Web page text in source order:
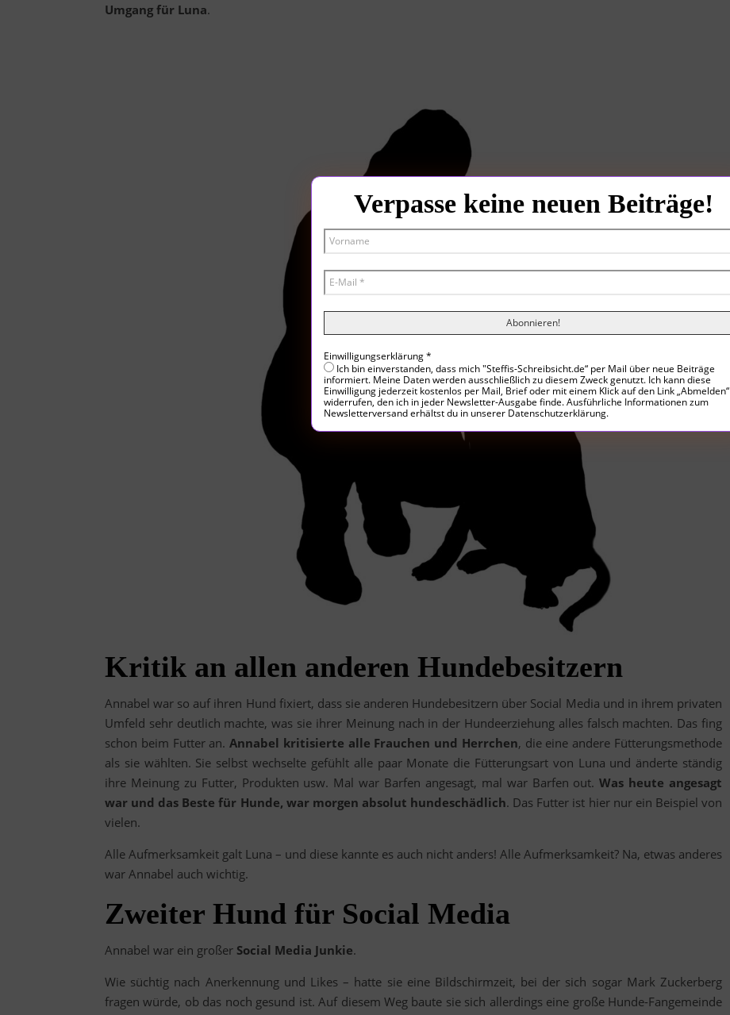
Umgang für Luna.
Kritik an allen anderen Hundebesitzern
Annabel war so auf ihren Hund fixiert, dass sie anderen Hundebesitzern über Social Media und in ihrem privaten
Umfeld sehr deutlich machte, was sie ihrer Meinung nach in der Hundeerziehung alles falsch machten. Das fing
schon beim Futter an.Annabel kritisierte alle Frauchen und Herrchen, die eine andere Fütterungsmethode
als sie wählten. Sie selbst wechselte gefühlt alle paar Monate die Fütterungsart von Luna und änderte ständig
ihre Meinung zu Futter, Produkten usw. Mal war Barfen angesagt, mal war Barfen out.Was heute angesagt
war und das Beste für Hunde, war morgen absolut hundeschädlich. Das Futter ist hier nur ein Beispiel von
vielen.
Alle Aufmerksamkeit galt Luna – und diese kannte es auch nicht anders! Alle Aufmerksamkeit? Na, etwas anderes
war Annabel auch wichtig.
Zweiter Hund für Social Media
Annabel war ein großer Social Media Junkie.
Wie süchtig nach Anerkennung und Likes – hatte sie eine Bildschirmzeit, bei der sich sogar Mark Zuckerberg
fragen würde, ob das noch gesund ist. Auf diesem Weg baute sie sich allerdings eine große Hunde-Fangemeinde
Verpasse keine neuen Beiträge!
Einwilligungserklärung*
Ich bin einverstanden, dass mich "Steffis-Schreibsicht.de“ per Mail über neue Beiträge
informiert. Meine Daten werden ausschließlich zu diesem Zweck genutzt. Ich kann diese
Einwilligung jederzeit kostenlos per Mail, Brief oder mit einem Klick auf den Link „Abmelden“
widerrufen, den ich in jeder Newsletter-Ausgabe finde. Ausführliche Informationen zum
Newsletterversand erhältst du in unserer Datenschutzerklärung.